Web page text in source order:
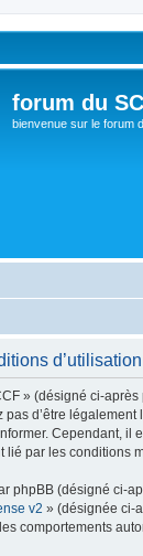
forum du
bienvenue sur le forum
d’utilisation
» (désigné ci-
pas d’être
Cependant, il
lié par les conditions
phpBB (désigné ci-
v2 » (désignée ci-
comportements